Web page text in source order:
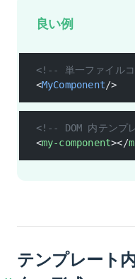
良い例
<!-- 単一ファイルコ
<MyComponent/>
<!-- DOM 内テンプ
<my-component></
テンプレート